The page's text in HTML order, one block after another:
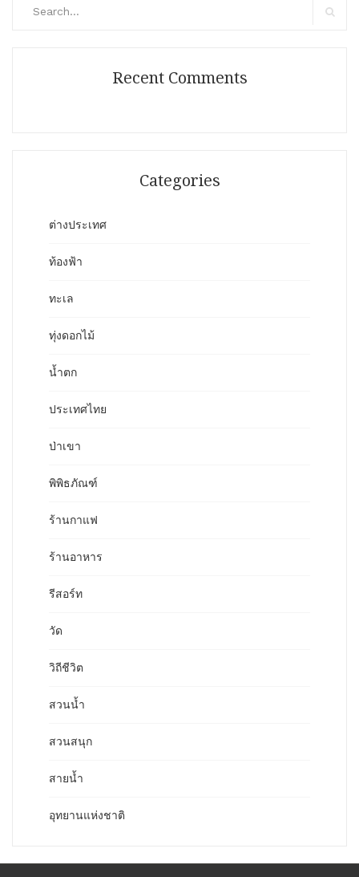
Recent Comments
Categories
ต่างประเทศ
ท้องฟ้า
ทะเล
ทุ่งดอกไม้
น้ำตก
ประเทศไทย
ป่าเขา
พิพิธภัณฑ์
ร้านกาแฟ
ร้านอาหาร
รีสอร์ท
วัด
วิถีชีวิต
สวนน้ำ
สวนสนุก
สายน้ำ
อุทยานแห่งชาติ